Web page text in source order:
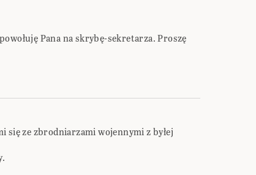
Pana na skrybę-sekretarza. Proszę
się ze zbrodniarzami wojennymi z byłej